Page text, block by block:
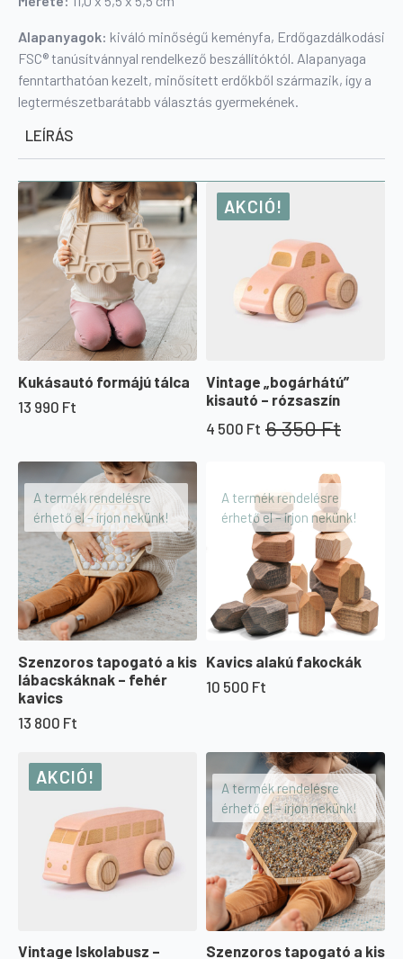
Alapanyagok: kiváló minőségű keményfa, Erdőgazdálkodási
FSC® tanúsítvánnyal rendelkező beszállítóktól. Alapanyaga
fenntarthatóan kezelt, minősített erdőkből származik, így a
legtermészetbarátabb választás gyermekének.
LEÍRÁS
Kukásautó formájú tálca
13 990 Ft
AKCIÓ!
Vintage „bogárhátú”
kisautó – rózsaszín
6 350Ft
Original
350 Ft.
4 500 Ft
Current
500 Ft.
A termék rendelésre
érhető el – írjon nekünk!
Szenzoros tapogató a kis
lábacskáknak – fehér
kavics
13 800 Ft
A termék rendelésre
érhető el – írjon nekünk!
Kavics alakú fakockák
10 500 Ft
AKCIÓ!
Vintage Iskolabusz –
A termék rendelésre
érhető el – írjon nekünk!
Szenzoros tapogató a kis